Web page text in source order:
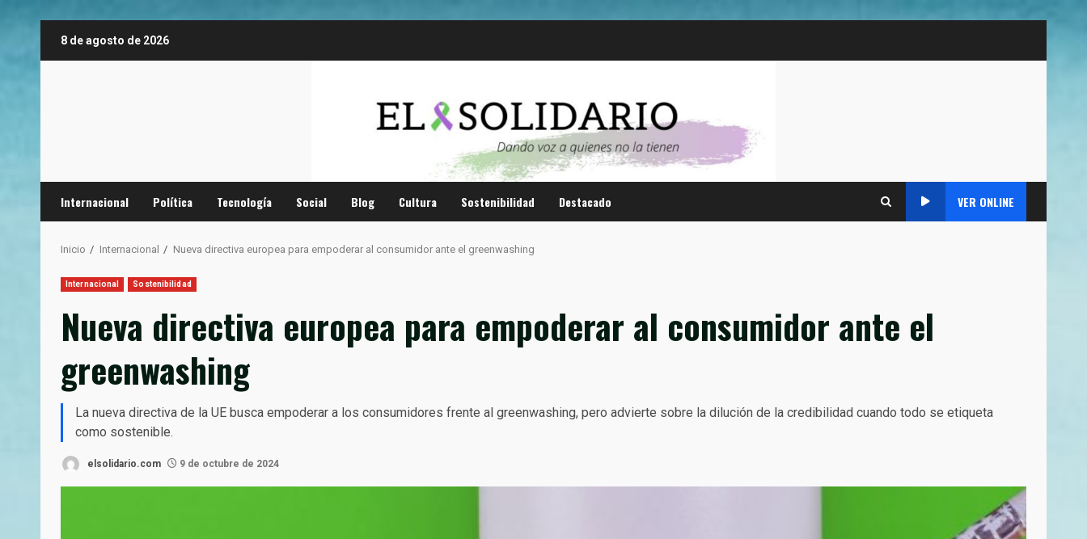
8 de agosto de 2026
Internacional Política Tecnología Social Blog Cultura Sostenibilidad Destacado VER ONLINE
Inicio Internacional Nueva directiva europea para empoderar al consumidor ante el greenwashing
Internacional Sostenibilidad
Nueva directiva europea para empoderar al consumidor ante el
greenwashing
La nueva directiva de la UE busca empoderar a los consumidores frente al greenwashing, pero advierte sobre la dilución de la credibilidad cuando todo se etiqueta
como sostenible.
elsolidario.com 9 de octubre de 2024